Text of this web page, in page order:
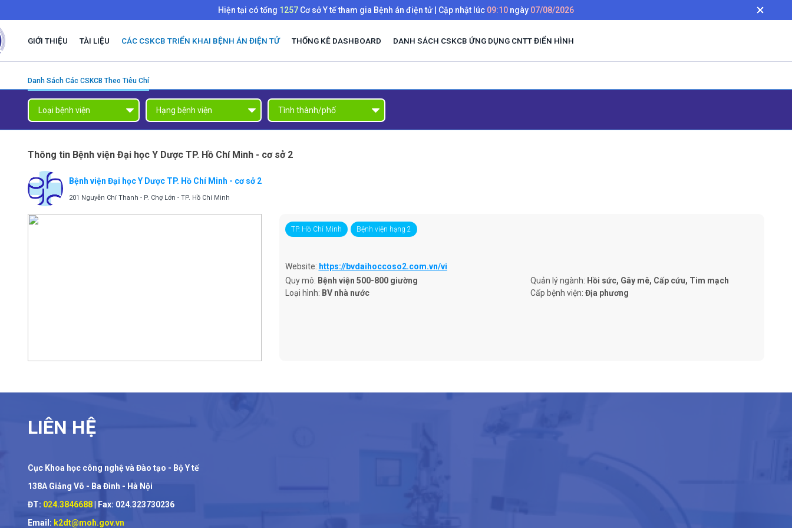
Hiện tại có tổng 1257 Cơ sở Y tế tham gia Bệnh án điện tử | Cập nhật lúc 09:10 ngày 07/08/2026
GIỚI THIỆU TÀI LIỆU CÁC CSKCB TRIỂN KHAI BỆNH ÁN ĐIỆN TỬ THỐNG KÊ DASHBOARD DANH SÁCH CSKCB ỨNG DỤNG CNTT ĐIỂN HÌNH
Danh Sách Các CSKCB Theo Tiêu Chí
Thông tin Bệnh viện Đại học Y Dược TP. Hồ Chí Minh - cơ sở 2
Bệnh viện Đại học Y Dược TP. Hồ Chí Minh - cơ sở 2
201 Nguyễn Chí Thanh - P. Chợ Lớn - TP. Hồ Chí Minh
TP. Hồ Chí Minh Bệnh viện hạng 2
Website: https://bvdaihoccoso2.com.vn/vi
Quy mô: Bệnh viện 500-800 giường Quản lý ngành: Hồi sức, Gây mê, Cấp cứu, Tim mạch
Loại hình: BV nhà nước Cấp bệnh viện:Địa phương
LIÊN HỆ
Cục Khoa học công nghệ và Đào tạo - Bộ Y tế
138A Giảng Võ - Ba Đình - Hà Nội
ĐT: 024.3846688 | Fax: 024.323730236
Email: k2dt@moh.gov.vn